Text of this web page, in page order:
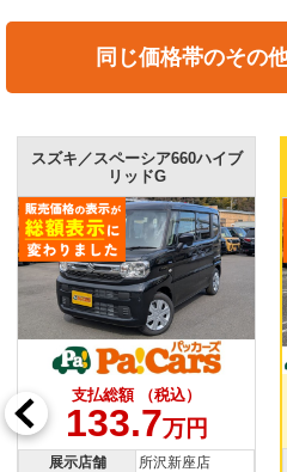
同じ価格帯のその
スズキ／スペーシア660ハイブ
リッドG
支払総額 （税込）
133.7万円
展示店舗
所沢新座店